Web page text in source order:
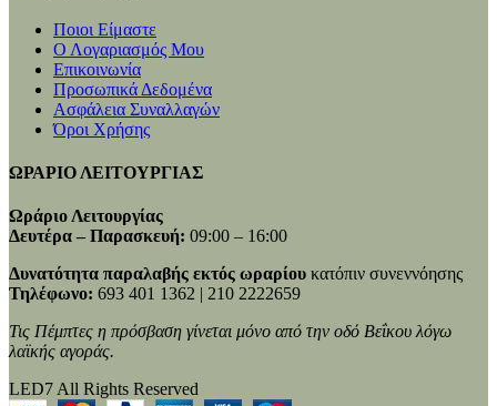
Ποιοι Είμαστε
Ο Λογαριασμός Μου
Επικοινωνία
Προσωπικά Δεδομένα
Ασφάλεια Συναλλαγών
Όροι Χρήσης
ΩΡΑΡΙΟ ΛΕΙΤΟΥΡΓΙΑΣ
Ωράριο Λειτουργίας
Δευτέρα – Παρασκευή: 09:00 – 16:00
Δυνατότητα παραλαβής εκτός ωραρίου κατόπιν συνεννόησης
Τηλέφωνο: 693 401 1362 | 210 2222659
Τις Πέμπτες η πρόσβαση γίνεται μόνο από την οδό Βεΐκου λόγω
λαϊκής αγοράς.
LED7 All Rights Reserved